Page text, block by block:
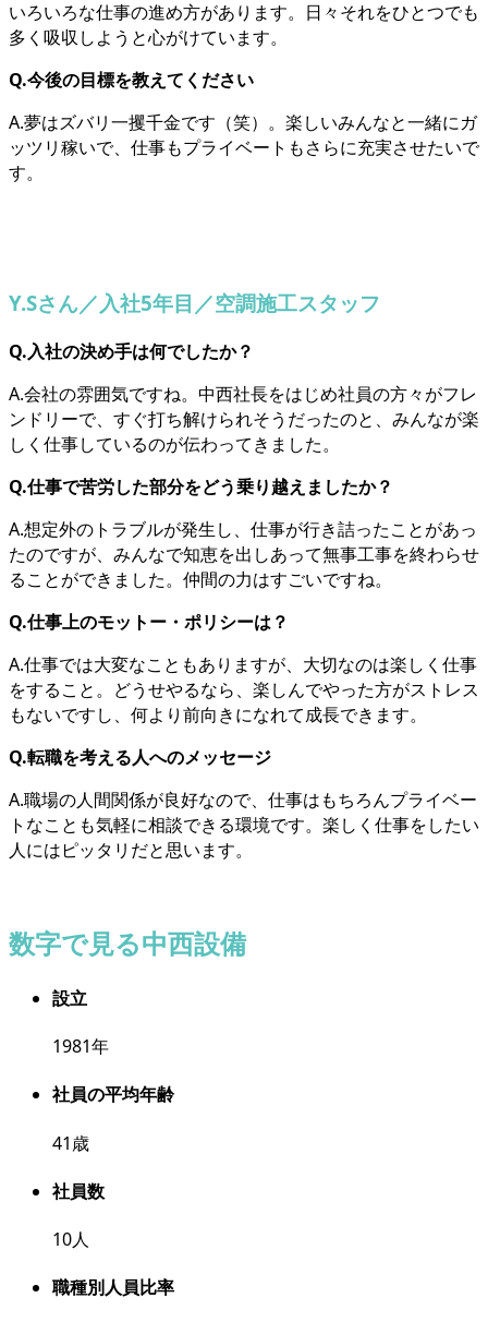
いろいろな仕事の進め方があります。日々それをひとつでも
多く吸収しようと心がけています。
Q.今後の目標を教えてください
A.夢はズバリ一攫千金です（笑）。楽しいみんなと一緒にガ
ッツリ稼いで、仕事もプライベートもさらに充実させたいで
す。
Y.Sさん／入社5年目／空調施工スタッフ
Q.入社の決め手は何でしたか？
A.会社の雰囲気ですね。中西社長をはじめ社員の方々がフレ
ンドリーで、すぐ打ち解けられそうだったのと、みんなが楽
しく仕事しているのが伝わってきました。
Q.仕事で苦労した部分をどう乗り越えましたか？
A.想定外のトラブルが発生し、仕事が行き詰ったことがあっ
たのですが、みんなで知恵を出しあって無事工事を終わらせ
ることができました。仲間の力はすごいですね。
Q.仕事上のモットー・ポリシーは？
A.仕事では大変なこともありますが、大切なのは楽しく仕事
をすること。どうせやるなら、楽しんでやった方がストレス
もないですし、何より前向きになれて成長できます。
Q.転職を考える人へのメッセージ
A.職場の人間関係が良好なので、仕事はもちろんプライベー
トなことも気軽に相談できる環境です。楽しく仕事をしたい
人にはピッタリだと思います。
数字で見る中西設備
設立
1981年
社員の平均年齢
41歳
社員数
10人
職種別人員比率